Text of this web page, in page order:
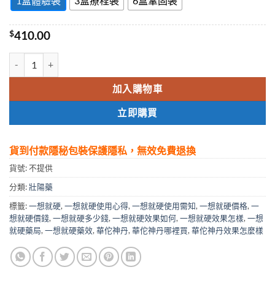
$410.00
加入購物車
立即購買
貨到付款隱秘包裝保護隱私，無效免費退換
貨號:不提供
分類:壯陽藥
標籤:一想就硬, 一想就硬使用心得, 一想就硬使用需知, 一想就硬價格, 一
想就硬價錢, 一想就硬多少錢, 一想就硬效果如何, 一想就硬效果怎樣, 一想
就硬藥局, 一想就硬藥效, 華佗神丹, 華佗神丹哪裡買, 華佗神丹效果怎麼樣